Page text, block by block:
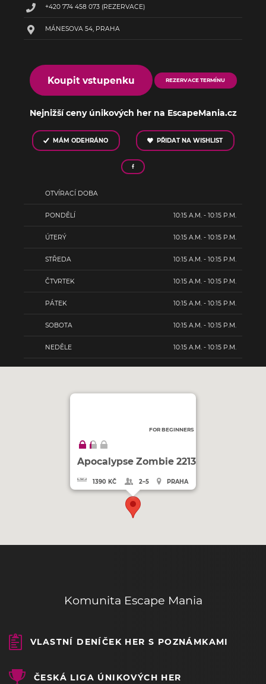
+420 774 458 073 (REZERVACE)
MÁNESOVA 54, PRAHA
Koupit vstupenku REZERVACE TERMÍNU
Nejnižší ceny únikových her na EscapeMania.cz
MÁM ODEHRÁNO PŘIDAT NA WISHLIST
OTVÍRACÍ DOBA
PONDĚLÍ 10:15 A.M. - 10:15 P.M.
ÚTERÝ 10:15 A.M. - 10:15 P.M.
STŘEDA 10:15 A.M. - 10:15 P.M.
ČTVRTEK 10:15 A.M. - 10:15 P.M.
PÁTEK 10:15 A.M. - 10:15 P.M.
SOBOTA 10:15 A.M. - 10:15 P.M.
NEDĚLE 10:15 A.M. - 10:15 P.M.
FOR BEGINNERS
Apocalypse Zombie 2213
1390 KČ 2–5 PRAHA
Komunita Escape Mania
VLASTNÍ DENÍČEK HER S POZNÁMKAMI
ČESKÁ LIGA ÚNIKOVÝCH HER